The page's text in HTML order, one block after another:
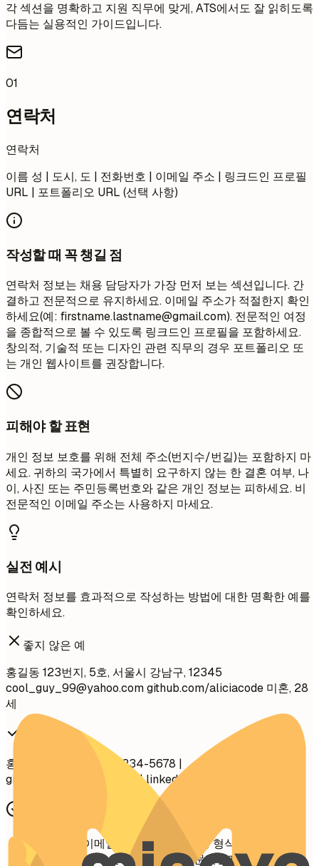
각 섹션을 명확하고 지원 직무에 맞게, ATS에서도 잘 읽히도록
다듬는 실용적인 가이드입니다.
01
연락처
연락처
이름 성 | 도시, 도 | 전화번호 | 이메일 주소 | 링크드인 프로필
URL | 포트폴리오 URL (선택 사항)
작성할 때 꼭 챙길 점
연락처 정보는 채용 담당자가 가장 먼저 보는 섹션입니다. 간
결하고 전문적으로 유지하세요. 이메일 주소가 적절한지 확인
하세요(예: firstname.lastname@gmail.com). 전문적인 여정
을 종합적으로 볼 수 있도록 링크드인 프로필을 포함하세요.
창의적, 기술적 또는 디자인 관련 직무의 경우 포트폴리오 또
는 개인 웹사이트를 권장합니다.
피해야 할 표현
개인 정보 보호를 위해 전체 주소(번지수/번길)는 포함하지 마
세요. 귀하의 국가에서 특별히 요구하지 않는 한 결혼 여부, 나
이, 사진 또는 주민등록번호와 같은 개인 정보는 피하세요. 비
전문적인 이메일 주소는 사용하지 마세요.
실전 예시
연락처 정보를 효과적으로 작성하는 방법에 대한 명확한 예를
확인하세요.
좋지 않은 예
홍길동 123번지, 5호, 서울시 강남구, 12345
cool_guy_99@yahoo.comgithub.com/aliciacode 미혼, 28
세
홍길동 | 서울시 | 010-1234-5678 |
gildong.hong@email.com
| linkedin.com/in/gildonghong
전문적인 이메일 주소 사용 (이름.성 형식)
음성 메시지가 설정되어 있고 전문적인지 확인하세요